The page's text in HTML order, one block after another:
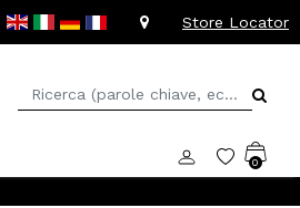
Store Locator
0